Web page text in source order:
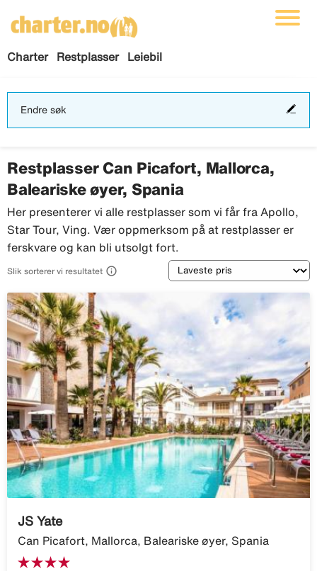
Charter Restplasser Leiebil
Endre søk
Restplasser Can Picafort, Mallorca,
Baleariske øyer, Spania
Her presenterer vi alle restplasser som vi får fra Apollo,
Star Tour, Ving. Vær oppmerksom på at restplasser er
ferskvare og kan bli utsolgt fort.
Slik sorterer vi resultatet  Sortering
JS Yate
Can Picafort, Mallorca, Baleariske øyer, Spania